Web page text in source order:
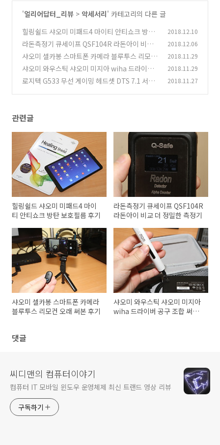
'얼리어답터_리뷰 > 악세서리' 카테고리의 다른 글
힐링쉴드 샤오미 미패드4 마이티 안티쇼크 방탄
보호필름 후기
(0)
2018.12.10
라돈측정기 큐세이프 QSF104R 라돈아이 비교
더 정밀한 측정기
(9)
2018.12.06
샤오미 셀카봉 스마트폰 카메라 블루투스 리모컨
오래 써본 후기
(1)
2018.11.29
샤오미 와우스틱 샤오미 미지아 wiha 드라이버
공구 조합 써보기
(0)
2018.11.29
로지텍 G533 무선 게이밍 헤드셋 DTS 7.1 서라
2018.11.27
관련글
힐링쉴드 샤오미 미패드4 마이
티 안티쇼크 방탄 보호필름 후기
라돈측정기 큐세이프 QSF104R
라돈아이 비교 더 정밀한 측정기
샤오미 셀카봉 스마트폰 카메라
블루투스 리모컨 오래 써본 후기
샤오미 와우스틱 샤오미 미지아
wiha 드라이버 공구 조합 써보
댓글
씨디맨의 컴퓨터이야기
컴퓨터 IT 모바일 윈도우 운영체제 최신 트랜드 영상 리뷰
구독하기